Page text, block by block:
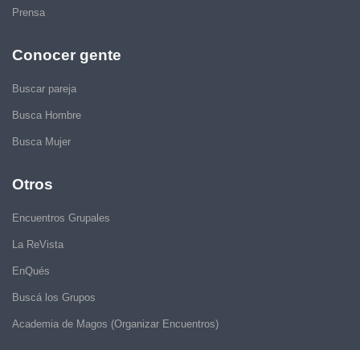
Prensa
Conocer gente
Buscar pareja
Busca Hombre
Busca Mujer
Otros
Encuentros Grupales
La ReVista
EnQués
Buscá los Grupos
Academia de Magos (Organizar Encuentros)